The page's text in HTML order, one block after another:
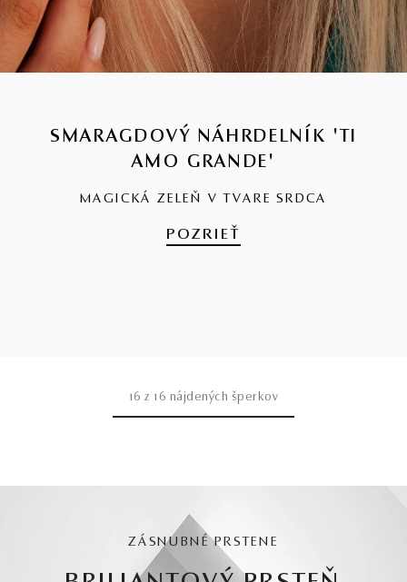
SMARAGDOVÝ NÁHRDELNÍK 'TI
AMO GRANDE'
MAGICKÁ ZELEŇ V TVARE SRDCA
POZRIEŤ
16 z 16 nájdených šperkov
ZÁSNUBNÉ PRSTENE